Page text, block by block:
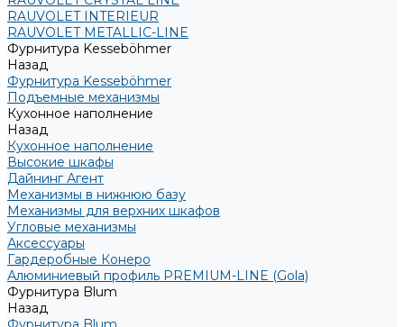
RAUVOLET INTERIEUR
RAUVOLET METALLIC-LINE
Фурнитура Kesseböhmer
Назад
Фурнитура Kesseböhmer
Подъемные механизмы
Кухонное наполнение
Назад
Кухонное наполнение
Высокие шкафы
Дайнинг Агент
Механизмы в нижнюю базу
Механизмы для верхних шкафов
Угловые механизмы
Аксессуары
Гардеробные Конеро
Алюминиевый профиль PREMIUM-LINE (Gola)
Фурнитура Blum
Назад